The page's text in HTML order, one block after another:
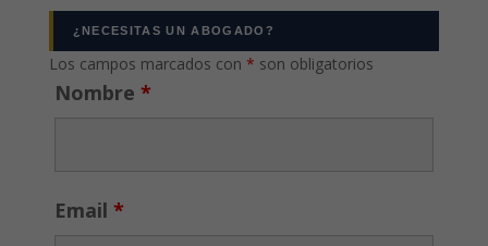
¿NECESITAS UN ABOGADO?
Los campos marcados con * son obligatorios
Nombre *
Email *